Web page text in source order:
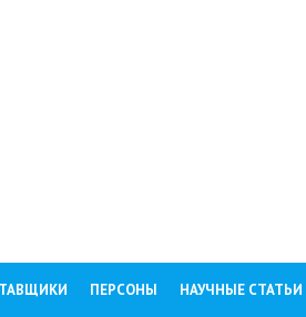
ПЕРСОНЫ НАУЧНЫЕ СТАТЬИ